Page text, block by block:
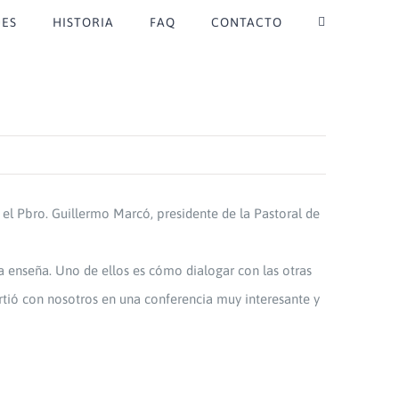
HISTORIA FAQ CONTACTO
Pbro. Guillermo Marcó, presidente de la Pastoral de
Uno de ellos es cómo dialogar con las otras
con nosotros en una conferencia muy interesante y